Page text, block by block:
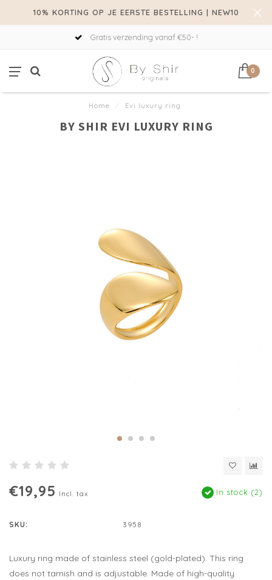
10% KORTING OP JE EERSTE BESTELLING | NEW10
Gratis verzending vanaf €50- !
0
Home / Evi luxury ring
BY SHIR EVI LUXURY RING
€19,95 Incl. tax In stock (2)
SKU: 3958
Luxury ring made of stainless steel (gold-plated). This ring
does not tarnish and is adjustable. Made of high-quality